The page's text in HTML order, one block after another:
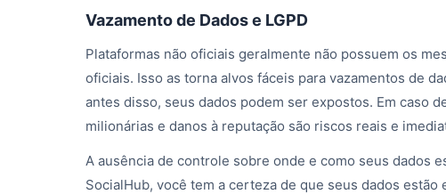
Vazamento de Dados e LGPD
Plataformas não oficiais geralmente não possuem os
oficiais. Isso as torna alvos fáceis para vazamentos de
antes disso, seus dados podem ser expostos. Em caso
milionárias e danos à reputação são riscos reais e
A ausência de controle sobre onde e como seus dados
SocialHub, você tem a certeza de que seus dados